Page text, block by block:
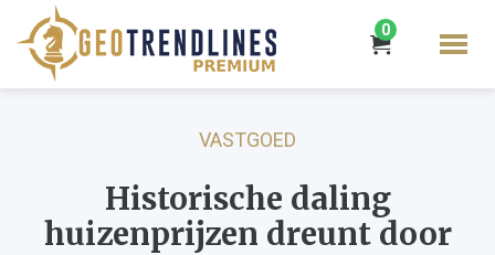
0
VASTGOED
Historische daling
huizenprijzen dreunt door